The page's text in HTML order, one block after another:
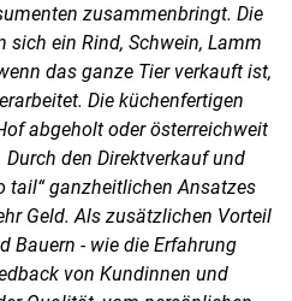
zusammenbringt. Die
sich ein Rind, Schwein, Lamm
das ganze Tier verkauft ist,
Die küchenfertigen
abgeholt oder österreichweit
den Direktverkauf und
tail“ ganzheitlichen Ansatzes
Geld. Als zusätzlichen Vorteil
Bauern - wie die Erfahrung
von Kundinnen und